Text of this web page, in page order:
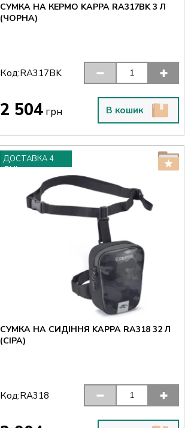
СУМКА НА КЕРМО KAPPA RA317BK 3 Л
(ЧОРНА)
Код:RA317BK
2 504 грн В кошик
ДОСТАВКА 4
ДНІ
СУМКА НА СИДІННЯ KAPPA RA318 32 Л
(СІРА)
Код:RA318